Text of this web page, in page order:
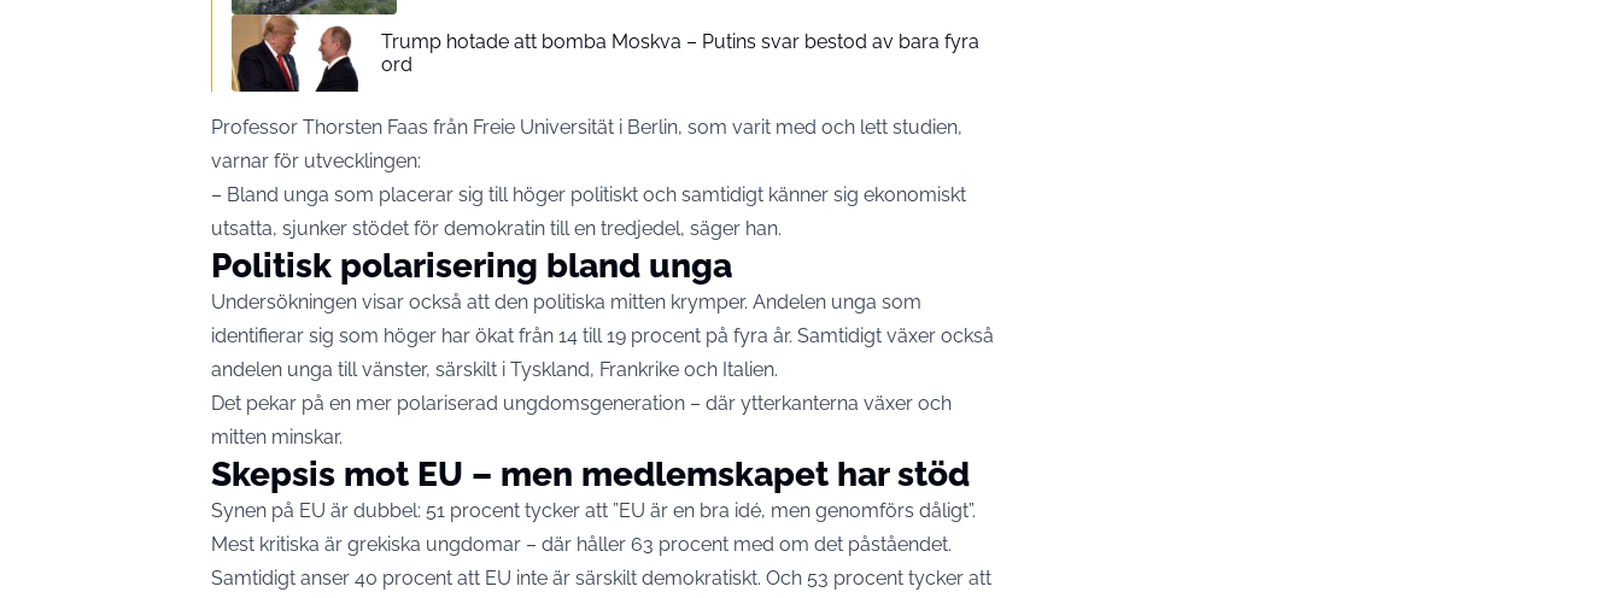
Trump hotade att bomba Moskva – Putins svar bestod av bara fyra
ord
Professor Thorsten Faas från Freie Universität i Berlin, som varit med och lett studien,
varnar för utvecklingen:
– Bland unga som placerar sig till höger politiskt och samtidigt känner sig ekonomiskt
utsatta, sjunker stödet för demokratin till en tredjedel, säger han.
Politisk polarisering bland unga
Undersökningen visar också att den politiska mitten krymper. Andelen unga som
identifierar sig som höger har ökat från 14 till 19 procent på fyra år. Samtidigt växer också
andelen unga till vänster, särskilt i Tyskland, Frankrike och Italien.
Det pekar på en mer polariserad ungdomsgeneration – där ytterkanterna växer och
mitten minskar.
Skepsis mot EU – men medlemskapet har stöd
Synen på EU är dubbel: 51 procent tycker att ”EU är en bra idé, men genomförs dåligt”.
Mest kritiska är grekiska ungdomar – där håller 63 procent med om det påståendet.
Samtidigt anser 40 procent att EU inte är särskilt demokratiskt. Och 53 procent tycker att